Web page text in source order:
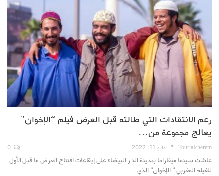
رغم الانتقادات التي طالته قبل العرض فيلم “الإخوان”
يعالج مجموعة من…
TouriaIcherem مايو 11, 2022
عاشت سينما ميغاراما بمدينة الدار البيضاء على إيقاعات افتتاح العرض ما قبل الأول
للفيلم المغربي " الإخوان" الذي…